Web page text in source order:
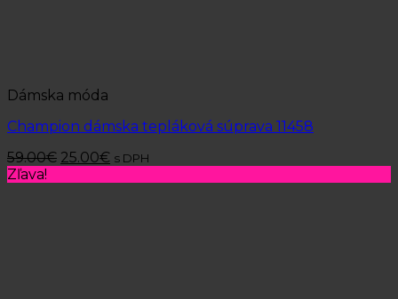
Dámska móda
Champion dámska tepláková súprava 11458
59.00€ 25.00€ s DPH
Zľava!